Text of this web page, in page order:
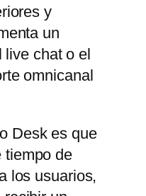
y
un
live chat o el
omnicanal
Desk es que
tiempo de
los usuarios,